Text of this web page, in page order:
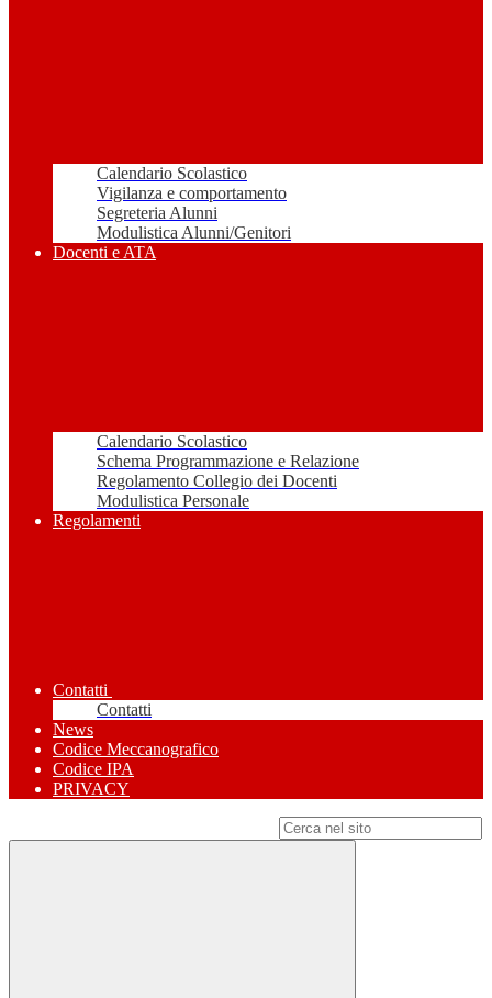
Calendario Scolastico
Vigilanza e comportamento
Segreteria Alunni
Modulistica Alunni/Genitori
Docenti e ATA
Calendario Scolastico
Schema Programmazione e Relazione
Regolamento Collegio dei Docenti
Modulistica Personale
Regolamenti
Contatti
Contatti
News
Codice Meccanografico
Codice IPA
PRIVACY